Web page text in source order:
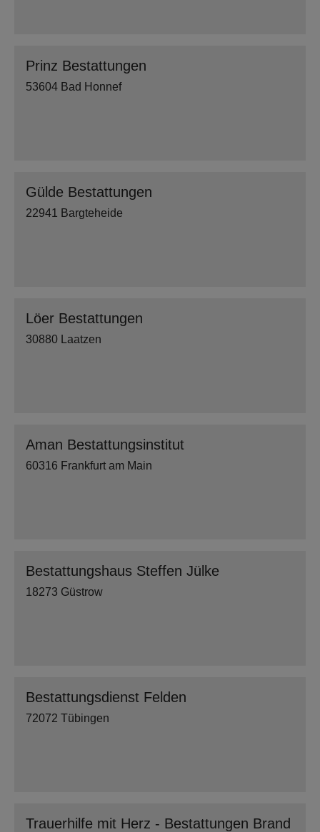
Prinz Bestattungen
53604 Bad Honnef
Gülde Bestattungen
22941 Bargteheide
Löer Bestattungen
30880 Laatzen
Aman Bestattungsinstitut
60316 Frankfurt am Main
Bestattungshaus Steffen Jülke
18273 Güstrow
Bestattungsdienst Felden
72072 Tübingen
Trauerhilfe mit Herz - Bestattungen Brand